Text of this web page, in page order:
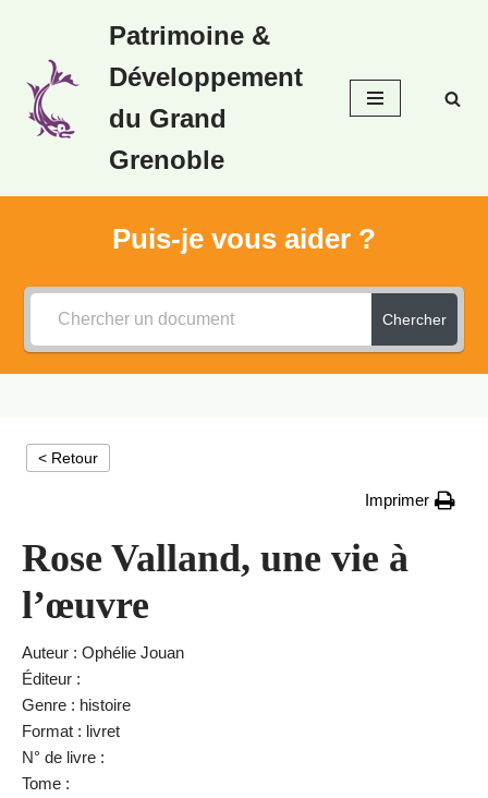
au
contenu
Patrimoine &
Développement
du Grand
Grenoble
Puis-je vous aider ?
Chercher
< Retour
Imprimer
Rose Valland, une vie à
l’œuvre
Auteur : Ophélie Jouan
Éditeur :
Genre : histoire
Format : livret
N° de livre :
Tome :